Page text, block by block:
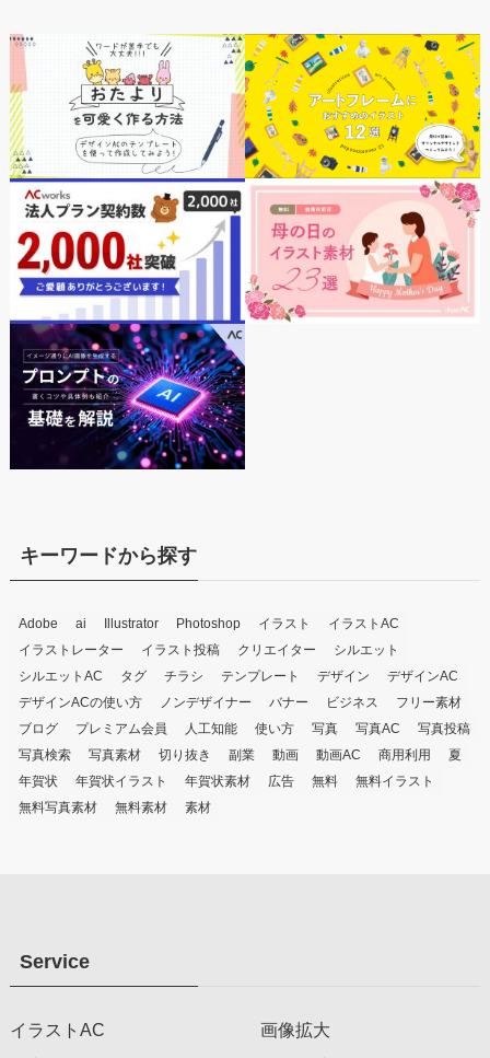
キーワードから探す
Adobe ai Illustrator Photoshop イラスト
イラストAC
イラストレーター
イラスト投稿 クリエイター
シルエット
シルエットAC
タグ チラシ テンプレート デザイン
デザインAC
デザインACの使い方
ノンデザイナー バナー ビジネス
フリー素材
ブログ
プレミアム会員 人工知能 使い方 写真 写真AC
写真投稿
写真検索
写真素材 切り抜き 副業 動画 動画AC 商用利用
夏
年賀状
年賀状イラスト 年賀状素材 広告 無料
無料イラスト
無料写真素材
無料素材 素材
Service
イラストAC
画像拡大